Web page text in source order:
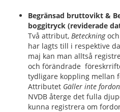
Begränsad bruttovikt &
boggitryck (reviderade
Två attribut, Beteckningoch
har lagts till i respektive
maj kan man alltså
och förändrade
tydligare koppling mellan
Attributet Gäller inte
NVDB återge det fulla
kunna registrera om